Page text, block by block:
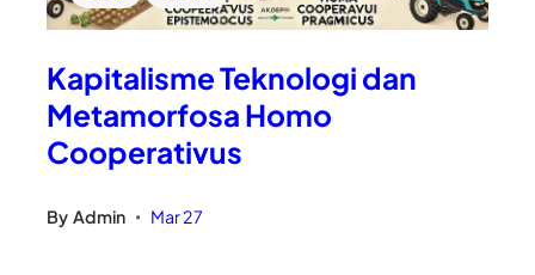
Kapitalisme Teknologi dan
Metamorfosa Homo
Cooperativus
By Admin • Mar 27